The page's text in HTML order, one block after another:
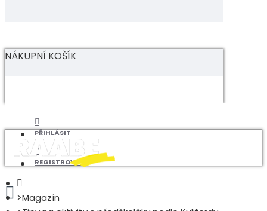
NÁKUPNÍ KOŠÍK
PŘIHLÁSIT
REGISTROVAT
Magazín